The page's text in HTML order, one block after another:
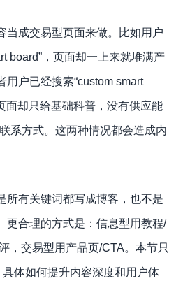
当成交易型页面来做。比如用户
board”，页面却一上来就堆满产
用户已经搜索“custom smart
面却只给基础科普，没有供应能
系方式。这两种情况都会造成内
所有关键词都写成博客，也不是
更合理的方式是：信息型用教程/
，交易型用产品页/CTA。本节只
具体如何提升内容深度和用户体